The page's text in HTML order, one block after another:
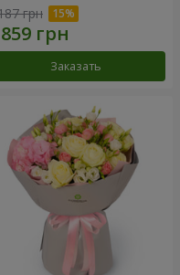
грн
Заказать